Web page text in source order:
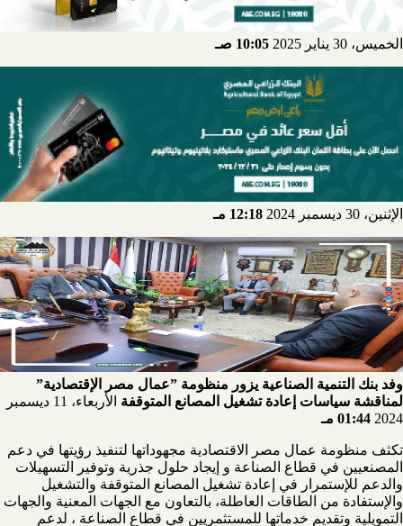
الخميس، 30 يناير 2025 10:05 صـ
الإثنين، 30 ديسمبر 2024 12:18 مـ
وفد بنك التنمية الصناعية يزور منظومة ”عمال مصر الإقتصادية”
لمناقشة سياسات إعادة تشغيل المصانع المتوقفة
الأربعاء، 11 ديسمبر
2024 01:44 مـ
تكثف منظومة عمال مصر الاقتصادية مجهوداتها لتنفيذ رؤيتها في دعم
المصنعيين في قطاع الصناعة و إيجاد حلول جذرية وتوفير التسهيلات
والدعم للإستمرار في إعادة تشغيل المصانع المتوقفة والتشغيل
والإستفادة من الطاقات العاطلة، بالتعاون مع الجهات المعنية والجهات
التمويلية وتقديم خدماتها للمستثمريين في قطاع الصناعة ، لدعم